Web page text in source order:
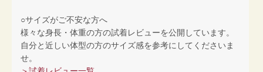
○サイズがご不安な方へ
様々な身長・体重の方の試着レビューを公開しています。
自分と近しい体型の方のサイズ感を参考にしてくださいま
せ。